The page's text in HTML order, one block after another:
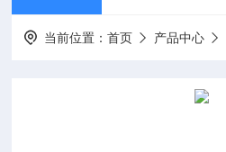
当前位置：首页 产品中心